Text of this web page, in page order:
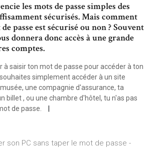
les mots de passe simples des
sécurisés. Mais comment
passe est sécurisé ou non ? Souvent
donnera donc accès à une grande
comptes.
à saisir ton mot de passe pour accéder à ton
simplement accéder à un site
une compagnie d'assurance, ta
billet , ou une chambre d'hôtel, tu n'as pas
de passe.
son PC sans taper le mot de passe -